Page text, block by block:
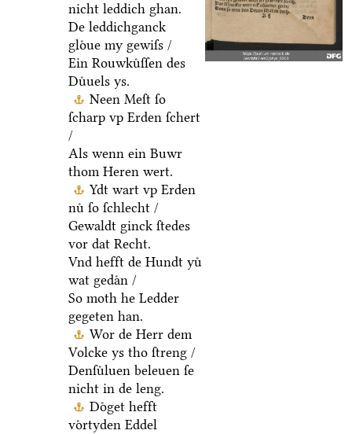
nicht leddich ghan.
De leddichganck
gloͤue my gewiſs /
Ein Rouwkuͤſſen des
Duͤuels ys.
Neen Meſt ſo
ſcharp vp Erden ſchert
/
Als wenn ein Buwr
thom Heren wert.
Ydt wart vp Erden
nuͤ ſo ſchlecht /
Gewaldt ginck ſtedes
vor dat Recht.
Vnd hefft de Hundt yuͤ
wat gedaͤn /
So moth he Ledder
gegeten han.
Wor de Herr dem
Volcke ys tho ſtreng /
Denſuͤluen beleuen ſe
nicht in de leng.
Doͤget hefft
voͤrtyden Eddel